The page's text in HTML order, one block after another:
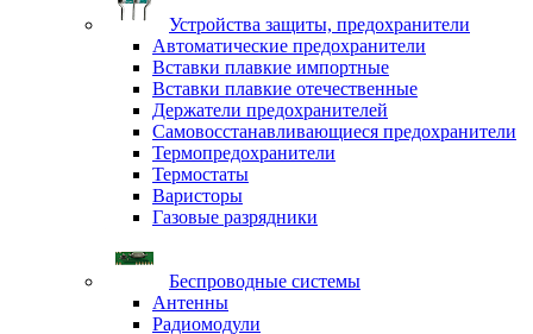
Устройства защиты, предохранители
Автоматические предохранители
Вставки плавкие импортные
Вставки плавкие отечественные
Держатели предохранителей
Самовосстанавливающиеся предохранители
Термопредохранители
Термостаты
Варисторы
Газовые разрядники
Беспроводные системы
Антенны
Радиомодули